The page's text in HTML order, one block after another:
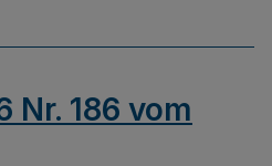
Nr. 186 vom